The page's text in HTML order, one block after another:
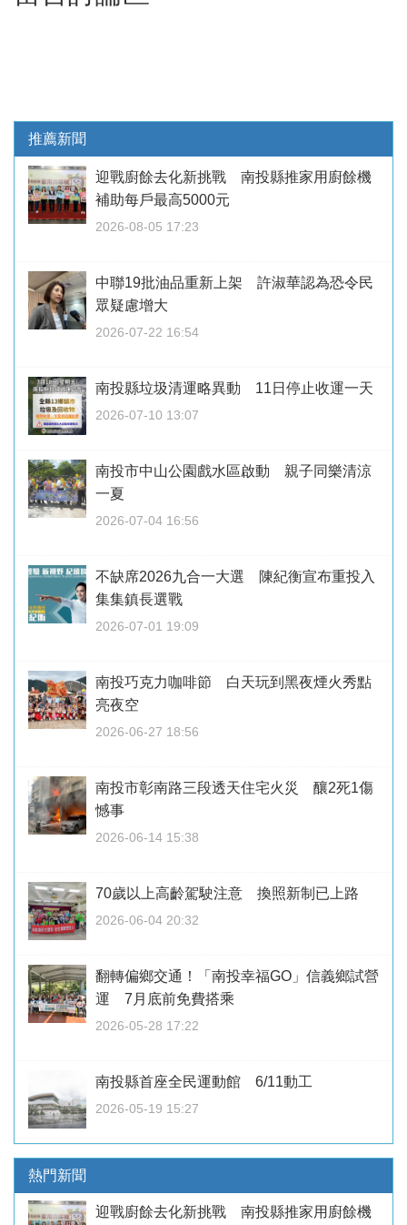
推薦新聞
迎戰廚餘去化新挑戰 南投縣推家用廚餘機
補助每戶最高5000元
2026-08-05 17:23
中聯19批油品重新上架 許淑華認為恐令民
眾疑慮增大
2026-07-22 16:54
南投縣垃圾清運略異動 11日停止收運一天
2026-07-10 13:07
南投市中山公園戲水區啟動 親子同樂清涼
一夏
2026-07-04 16:56
不缺席2026九合一大選 陳紀衡宣布重投入
集集鎮長選戰
2026-07-01 19:09
南投巧克力咖啡節 白天玩到黑夜煙火秀點
亮夜空
2026-06-27 18:56
南投市彰南路三段透天住宅火災 釀2死1傷
憾事
2026-06-14 15:38
70歲以上高齡駕駛注意 換照新制已上路
2026-06-04 20:32
翻轉偏鄉交通！「南投幸福GO」信義鄉試營
運 7月底前免費搭乘
2026-05-28 17:22
南投縣首座全民運動館 6/11動工
2026-05-19 15:27
熱門新聞
迎戰廚餘去化新挑戰 南投縣推家用廚餘機